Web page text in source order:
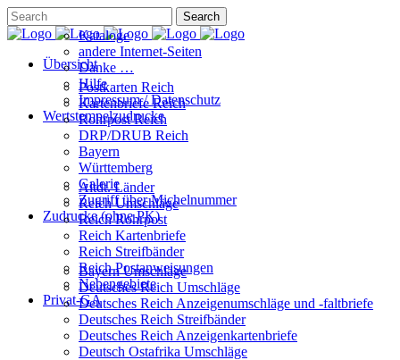
Übersicht
Kataloge
andere Internet-Seiten
Danke …
Hilfe
Impressum / Datenschutz
Wertstempelzudrucke
Postkarten Reich
Kartenbriefe Reich
Rohrpost Reich
DRP/DRUB Reich
Bayern
Württemberg
Galerie
Zugriff über Michelnummer
Zudrucke (ohne PK)
Altdt. Länder
Reich Umschläge
Reich Rohrpost
Reich Kartenbriefe
Reich Streifbänder
Reich Postanweisungen
Nebengebiete
Privat-GA
Bayern Umschläge
Deutsches Reich Umschläge
Deutsches Reich Anzeigenumschläge und -faltbriefe
Deutsches Reich Streifbänder
Deutsches Reich Anzeigenkartenbriefe
Deutsch Ostafrika Umschläge